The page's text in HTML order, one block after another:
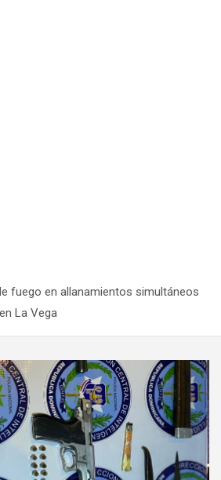
fuego en allanamientos simultáneos
La Vega